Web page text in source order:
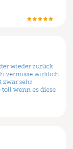
wieder zurück
vermisse wirklich
zwar sehr
toll wenn es diese